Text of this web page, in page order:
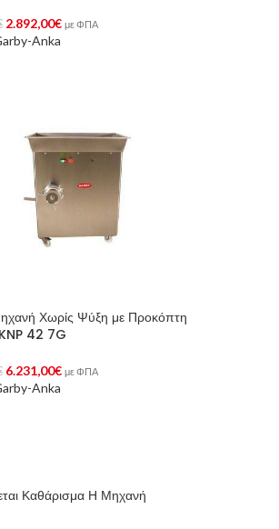
2.892,00€ με ΦΠΑ
Στο Καλάθι
Anka
Χωρίς Ψύξη με Προκόπτη
42 7G
6.231,00€ με ΦΠΑ
Στο Καλάθι
Anka
Καθάρισμα Η Μηχανή